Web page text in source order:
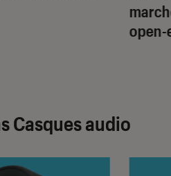
open-
Casques audio